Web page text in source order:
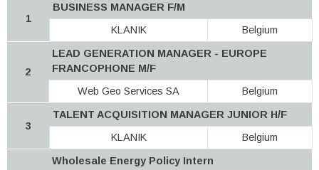
1
BUSINESS MANAGER F/M
KLANIK
Belgium
2
LEAD GENERATION MANAGER - EUROPE
FRANCOPHONE M/F
Web Geo Services SA
Belgium
3
TALENT ACQUISITION MANAGER JUNIOR H/F
KLANIK
Belgium
Wholesale Energy Policy Intern